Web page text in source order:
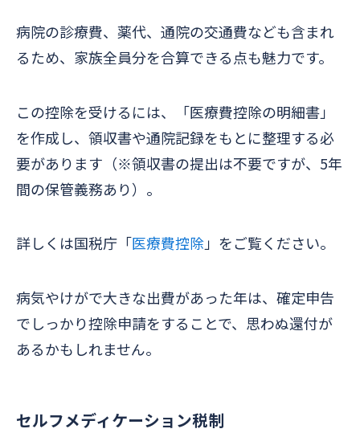
病院の診療費、薬代、通院の交通費なども含まれ
るため、家族全員分を合算できる点も魅力です。
この控除を受けるには、「医療費控除の明細書」
を作成し、領収書や通院記録をもとに整理する必
要があります（※領収書の提出は不要ですが、5年
間の保管義務あり）。
詳しくは国税庁「医療費控除」をご覧ください。
病気やけがで大きな出費があった年は、確定申告
でしっかり控除申請をすることで、思わぬ還付が
あるかもしれません。
セルフメディケーション税制